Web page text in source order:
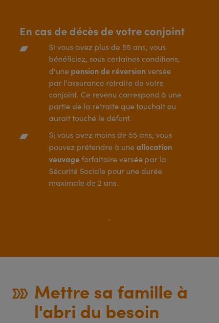
En cas de décès de votre conjoint
Si vous avez plus de 55 ans, vous
bénéficiez, sous certaines conditions,
d'une pension de réversionversée
par l'assurance retraite de votre
conjoint. Ce revenu correspond à une
partie de la retraite que touchait ou
aurait touché le défunt.
Si vous avez moins de 55 ans, vous
pouvez prétendre à uneallocation
veuvageforfaitaire versée par la
Sécurité Sociale pour une durée
maximale de 2 ans.
Mettre sa famille à
l'abri du besoin